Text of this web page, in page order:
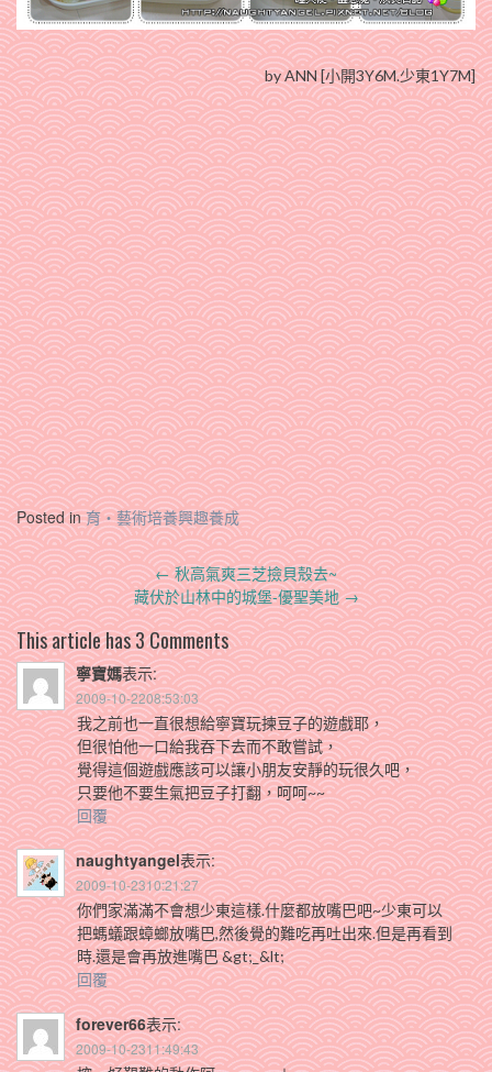
by ANN [小開3Y6M.少東1Y7M]
Posted in育‧藝術培養興趣養成
Post
navigation
←秋高氣爽三芝撿貝殼去~
藏伏於山林中的城堡-優聖美地→
This article has 3 Comments
寧寶媽表示:
2009-10-2208:53:03
我之前也一直很想給寧寶玩揀豆子的遊戲耶，
但很怕他一口給我吞下去而不敢嘗試，
覺得這個遊戲應該可以讓小朋友安靜的玩很久吧，
只要他不要生氣把豆子打翻，呵呵~~
回覆
naughtyangel表示:
2009-10-2310:21:27
你們家滿滿不會想少東這樣.什麼都放嘴巴吧~少東可以
把螞蟻跟蟑螂放嘴巴,然後覺的難吃再吐出來.但是再看到
時.還是會再放進嘴巴 &gt;_&lt;
回覆
forever66表示:
2009-10-2311:49:43